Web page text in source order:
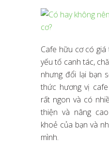
Cafe hữu cơ có
yếu tố canh tác,
nhưng đổi lại bạn
thức hương vị
rất ngon và có
thiện và nâng
khoẻ của bạn và
mình.